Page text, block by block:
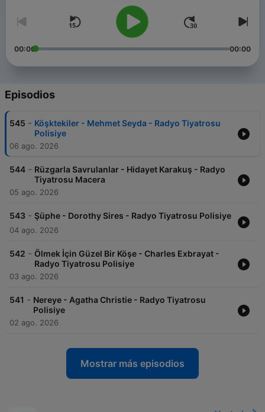
00:00 00:00
Episodios
545 - Köşktekiler - Mehmet Seyda - Radyo Tiyatrosu
Polisiye
06 ago. 2026
544 - Rüzgarla Savrulanlar - Hidayet Karakuş - Radyo
Tiyatrosu Macera
05 ago. 2026
543 - Şüphe - Dorothy Sires - Radyo Tiyatrosu Polisiye
04 ago. 2026
542 - Ölmek İçin Güzel Bir Köşe - Charles Exbrayat -
Radyo Tiyatrosu Polisiye
03 ago. 2026
541 - Nereye - Agatha Christie - Radyo Tiyatrosu
Polisiye
02 ago. 2026
Mostrar más episodios